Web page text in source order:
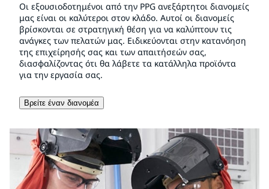
Οι εξουσιοδοτημένοι από την PPG ανεξάρτητοι διανομείς
μας είναι οι καλύτεροι στον κλάδο. Αυτοί οι διανομείς
βρίσκονται σε στρατηγική θέση για να καλύπτουν τις
ανάγκες των πελατών μας. Ειδικεύονται στην κατανόηση
της επιχείρησής σας και των απαιτήσεών σας,
διασφαλίζοντας ότι θα λάβετε τα κατάλληλα προϊόντα
για την εργασία σας.
Βρείτε έναν διανομέα